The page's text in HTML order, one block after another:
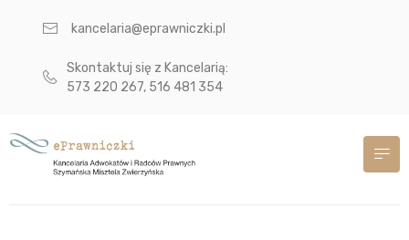
kancelaria@eprawniczki.pl
Skontaktuj się z Kancelarią:
573 220 267, 516 481 354